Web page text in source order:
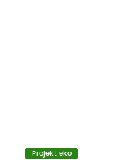
Projekt eko